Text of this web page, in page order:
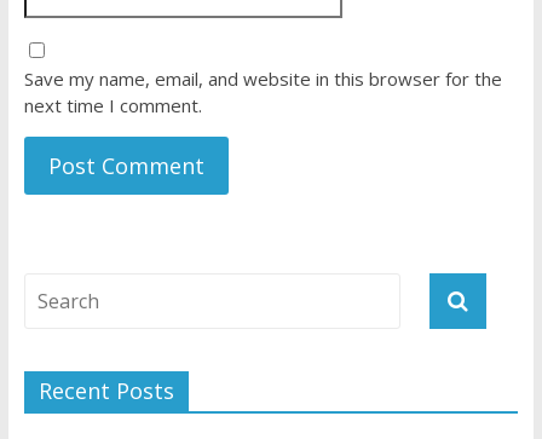
Save my name, email, and website in this browser for the
next time I comment.
Recent Posts